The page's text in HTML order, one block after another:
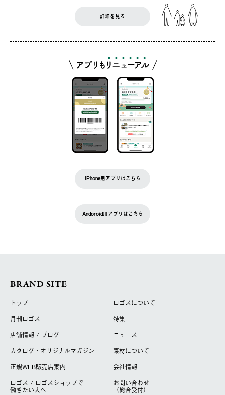
詳細を見る
iPhone用アプリはこちら
Andoroid用アプリはこちら
BRAND SITE
トップ
ロゴスについて
月刊ロゴス
特集
店舗情報 / ブログ
ニュース
カタログ・オリジナルマガジン
素材について
正規WEB販売店案内
会社情報
ロゴス / ロゴスショップで
働きたい人へ
お問い合わせ
（総合受付）